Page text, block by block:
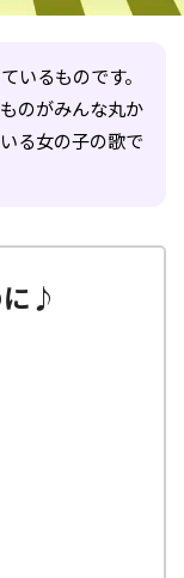
いるものです。
のがみんな丸か
る女の子の歌で
に♪